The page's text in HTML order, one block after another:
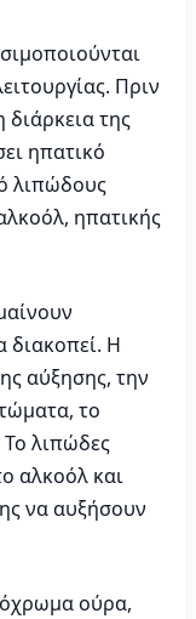
Πριν
της
ηπατικό
λιπώδους
ηπατικής
διακοπεί. Η
αύξησης, την
το
Το λιπώδες
αλκοόλ και
να αυξήσουν
ούρα,